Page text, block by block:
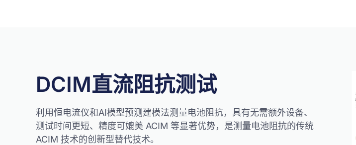
DCIM直流阻抗测试
利用恒电流仪和AI模型预测建模法测量电池阻抗，具有无需额外设备、
测试时间更短、精度可媲美 ACIM 等显著优势，是测量电池阻抗的传统
ACIM 技术的创新型替代技术。